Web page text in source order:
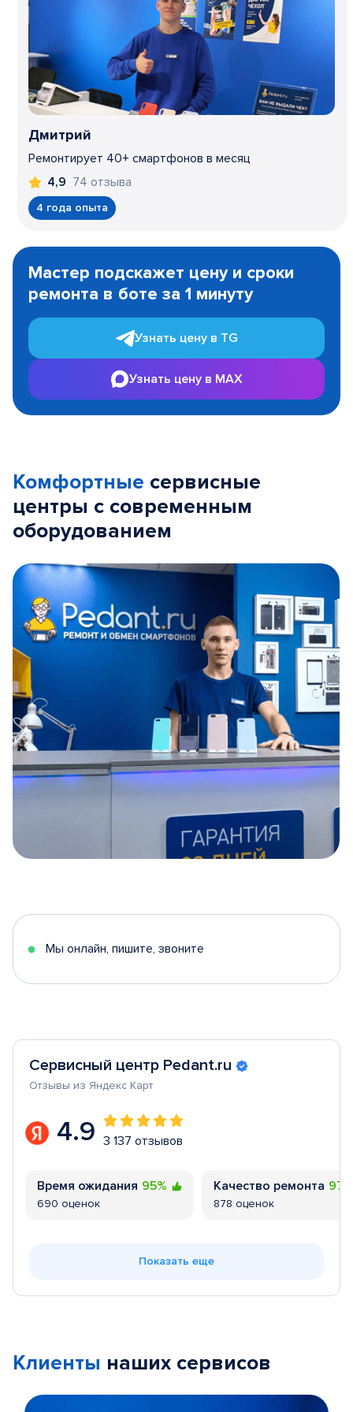
Дмитрий
Ремонтирует 40+ смартфонов в месяц
4,9 74 отзыва
4 года опыта
1
Мастер подскажет цену и сроки
ремонта в боте за 1 минуту
Узнать цену в TG
Узнать цену в MAX
Комфортные сервисные
центры с современным
оборудованием
5
Мы онлайн, пишите, звоните
Сервисный центр Pedant.ru
Отзывы из Яндекс Карт
4.9 3 137 отзывов
Время ожидания 95%
690 оценок
Качество ремонта
878 оценок
Показать еще
Клиенты наших сервисов